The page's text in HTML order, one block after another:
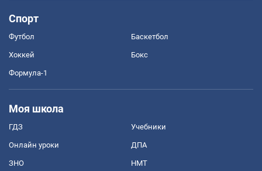
Спорт
Футбол Баскетбол
Хоккей Бокс
Формула-1
Моя школа
ГДЗ Учебники
Онлайн уроки ДПА
ЗНО НМТ